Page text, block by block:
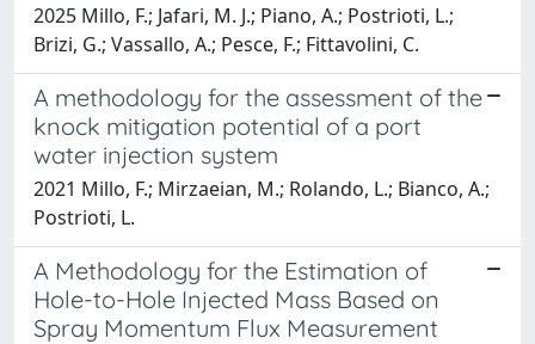
2025 Millo, F.; Jafari, M. J.; Piano, A.; Postrioti, L.;
Brizi, G.; Vassallo, A.; Pesce, F.; Fittavolini, C.
A methodology for the assessment of the
knock mitigation potential of a port
water injection system
2021 Millo, F.; Mirzaeian, M.; Rolando, L.; Bianco, A.;
Postrioti, L.
A Methodology for the Estimation of
Hole-to-Hole Injected Mass Based on
Spray Momentum Flux Measurement